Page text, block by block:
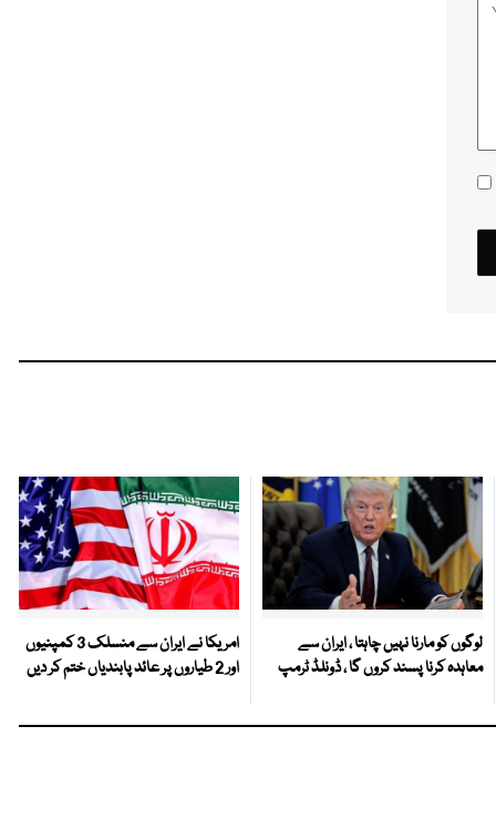
لوگوں کو مارنا نہیں چاہتا ، ایران سے
معاہدہ کرنا پسند کروں گا ، ڈونلڈ ٹرمپ
امریکا نے ایران سے منسلک 3 کمپنیوں
اور 2 طیاروں پر عائد پابندیاں ختم کر دیں